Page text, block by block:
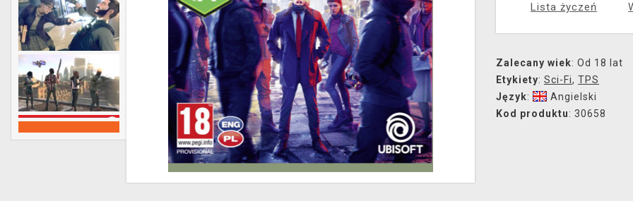
Lista życzeń
Zalecany wiek: Od 18 lat
Etykiety: Sci-Fi, TPS
Język:
Angielski
Kod produktu: 30658